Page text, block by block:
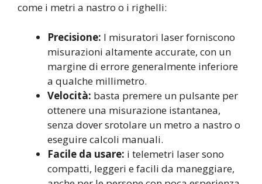
come i metri a nastro o i righelli:
Precisione: I misuratori laser forniscono
misurazioni altamente accurate, con un
margine di errore generalmente inferiore
a qualche millimetro.
Velocità: basta premere un pulsante per
ottenere una misurazione istantanea,
senza dover srotolare un metro a nastro o
eseguire calcoli manuali.
Facile da usare: i telemetri laser sono
compatti, leggeri e facili da maneggiare,